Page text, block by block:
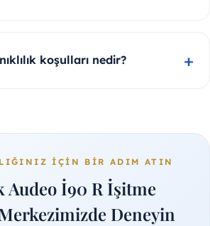
koşulları nedir?
İÇIN BIR ADIM ATIN
Audeo İ90 R İşitme
Merkezimizde Deneyin